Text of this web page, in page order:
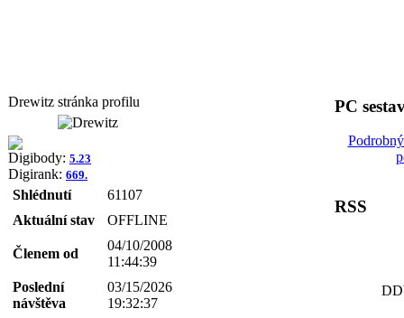
Drewitz stránka profilu
Digibody: 5.23
Digirank: 669.
Shlédnutí
61107
Aktuální stav
OFFLINE
Členem od
04/10/2008
11:44:39
Poslední
návštěva
03/15/2026
19:32:37
PC
RSS